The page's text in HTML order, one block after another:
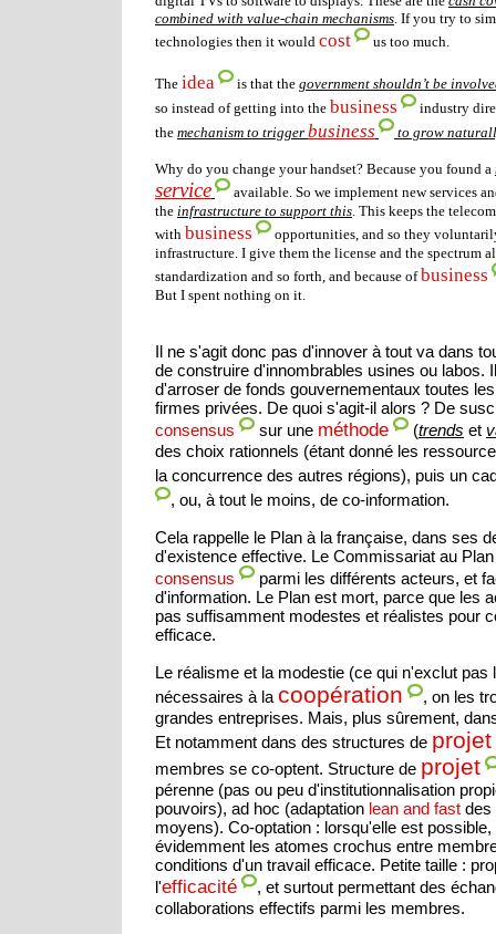
combined with value-chain mechanisms . If you try to
technologies then it would cost us too much.
The idea is that the government shouldn’t be
so instead of getting into the business
industry
the mechanism to trigger business to grow
Why do you change your handset? Because you found a
service
available. So we implement new services
the infrastructure to support this . This keeps the
with business
opportunities, and so they
infrastructure. I give them the license and the spectrum
standardization and so forth, and because ofbusiness
But I spent nothing on it.
Il ne s'agit donc pas d'innover à tout va dans
de construire d'innombrables usines ou labos.
d'arroser de fonds gouvernementaux toutes
firmes privées. De quoi s'agit-il alors ? De
consensus sur une méthode (trends et
des choix rationnels (étant donné les
la concurrence des autres régions), puis un
, ou, à tout le moins, de co-information.
Cela rappelle le Plan à la française, dans ses
d'existence effective. Le Commissariat au
consensus
parmi les différents acteurs, et
d'information. Le Plan est mort, parce que les
pas suffisamment modestes et réalistes pour
efficace.
Le réalisme et la modestie (ce qui n'exclut pas
nécessaires à la coopération
, on les
grandes entreprises. Mais, plus sûrement,
Et notamment dans des structures de projet
membres se co-optent. Structure de projet
pérenne (pas ou peu d'institutionnalisation
pouvoirs), ad hoc (adaptation lean and fast des
moyens). Co-optation : lorsqu'elle est
évidemment les atomes crochus entre
conditions d'un travail efficace. Petite taille :
l'efficacité
, et surtout permettant des
collaborations effectifs parmi les membres.